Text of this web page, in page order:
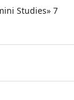
Studies» 7